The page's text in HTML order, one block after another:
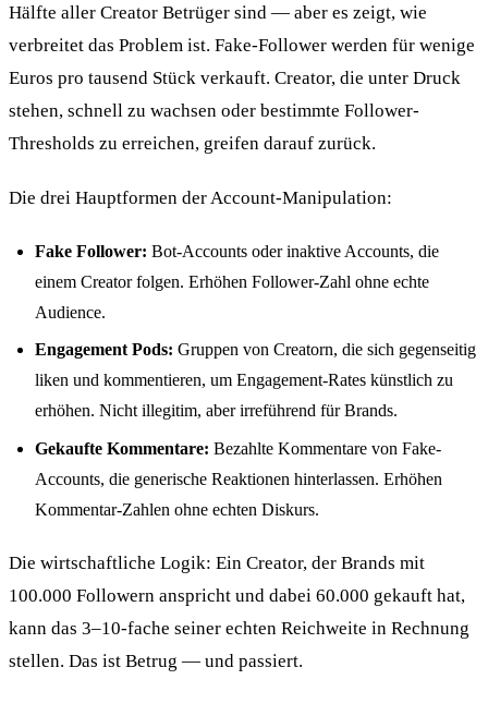
Hälfte aller Creator Betrüger sind — aber es zeigt, wie
verbreitet das Problem ist. Fake-Follower werden für wenige
Euros pro tausend Stück verkauft. Creator, die unter Druck
stehen, schnell zu wachsen oder bestimmte Follower-
Thresholds zu erreichen, greifen darauf zurück.
Die drei Hauptformen der Account-Manipulation:
Fake Follower: Bot-Accounts oder inaktive Accounts, die
einem Creator folgen. Erhöhen Follower-Zahl ohne echte
Audience.
Engagement Pods: Gruppen von Creatorn, die sich gegenseitig
liken und kommentieren, um Engagement-Rates künstlich zu
erhöhen. Nicht illegitim, aber irreführend für Brands.
Gekaufte Kommentare: Bezahlte Kommentare von Fake-
Accounts, die generische Reaktionen hinterlassen. Erhöhen
Kommentar-Zahlen ohne echten Diskurs.
Die wirtschaftliche Logik: Ein Creator, der Brands mit
100.000 Followern anspricht und dabei 60.000 gekauft hat,
kann das 3–10-fache seiner echten Reichweite in Rechnung
stellen. Das ist Betrug — und passiert.